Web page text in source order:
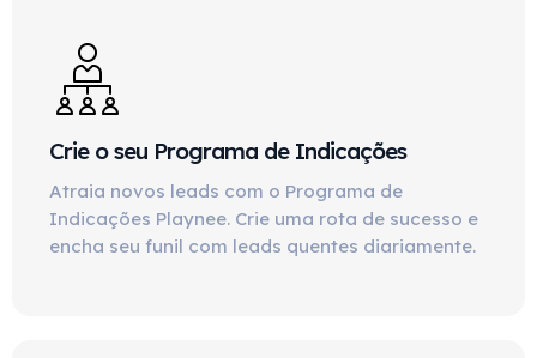
Crie o seu Programa de Indicações
Atraia novos leads com o Programa de
Indicações Playnee. Crie uma rota de sucesso e
encha seu funil com leads quentes diariamente.